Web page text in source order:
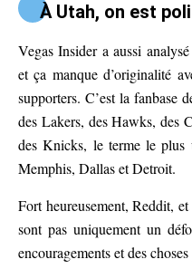
À Utah, on est
Vegas Insider a aussi
et ça manque d’originalité
supporters. C’est la fanbase
des Lakers, des Hawks, des
des Knicks, le terme le
Memphis, Dallas et Detroit.
Fort heureusement, Reddit,
sont pas uniquement un
encouragements et des